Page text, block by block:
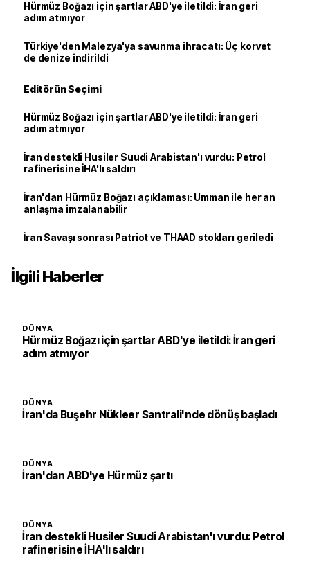
Hürmüz Boğazı için şartlar ABD'ye iletildi: İran geri
adım atmıyor
Türkiye'den Malezya'ya savunma ihracatı: Üç korvet
de denize indirildi
Editörün Seçimi
Hürmüz Boğazı için şartlar ABD'ye iletildi: İran geri
adım atmıyor
İran destekli Husiler Suudi Arabistan'ı vurdu: Petrol
rafinerisine İHA'lı saldırı
İran'dan Hürmüz Boğazı açıklaması: Umman ile her an
anlaşma imzalanabilir
İran Savaşı sonrası Patriot ve THAAD stokları geriledi
İlgili Haberler
DÜNYA
Hürmüz Boğazı için şartlar ABD'ye iletildi: İran geri
adım atmıyor
DÜNYA
İran'da Buşehr Nükleer Santrali'nde dönüş başladı
DÜNYA
İran'dan ABD'ye Hürmüz şartı
DÜNYA
İran destekli Husiler Suudi Arabistan'ı vurdu: Petrol
rafinerisine İHA'lı saldırı